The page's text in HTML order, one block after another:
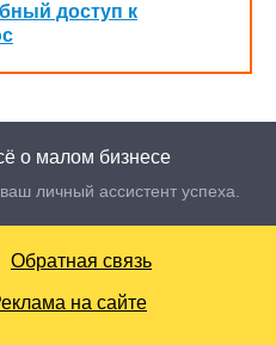
доступ к
о малом бизнесе
личный ассистент успеха.
Обратная связь
на сайте